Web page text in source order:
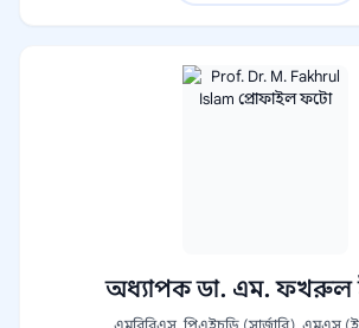
অধ্যাপক ডা. এম. ফখরুল